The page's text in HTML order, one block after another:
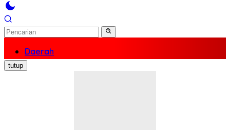
Daerah
Nasional
Politik
tutup